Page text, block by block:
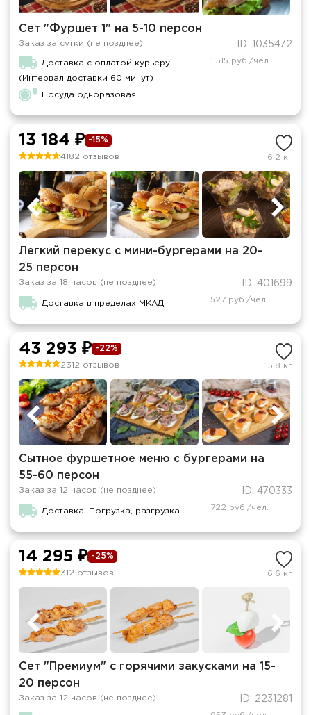
Сет "Фуршет 1" на 5-10 персон
Заказ за сутки (не позднее) ID: 1035472
Доставка с оплатой курьеру
(Интервал доставки 60 минут)
Посуда одноразовая
1 515 руб./чел.
13 184 ₽ -15%
4182 отзывов 6.2 кг
Легкий перекус c мини-бургерами на 20-
25 персон
Заказ за 18 часов (не позднее) ID: 401699
Доставка в пределах МКАД 527 руб./чел.
43 293 ₽ -22%
2312 отзывов 15.8 кг
Сытное фуршетное меню с бургерами на
55-60 персон
Заказ за 12 часов (не позднее) ID: 470333
Доставка. Погрузка, разгрузка 722 руб./чел.
14 295 ₽ -25%
312 отзывов 6.6 кг
Сет "Премиум" с горячими закусками на 15-
20 персон
Заказ за 12 часов (не позднее) ID: 2231281